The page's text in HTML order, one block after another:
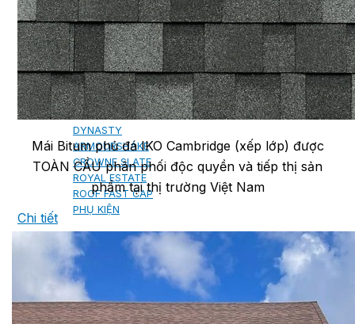
NGÓI BITUM PHỦ ĐÁ IKO
MARATHON (VIÊN GẠCH)
ARMOURSHIELD (TỔ ONG)
SUPERGLASS BIBER (VẢY CÁ)
CAMBRIDGE (XẾP LỚP)
CAMBRIDGE XTREME
DYNASTY
ARMOURSHAKE
CROWNE SLATE
ROYAL ESTATE
ROOF FAST CAP
PHỤ KIỆN
NGÓI THÉP PHỦ ĐÁ DECRA AHI
CLASSIC
Mái Bitum phủ đá IKO Cambridge (xếp lớp) được
TOÀN CẦU phân phối độc quyền và tiếp thị sản
phẩm tại thị trường Việt Nam
Chi tiết